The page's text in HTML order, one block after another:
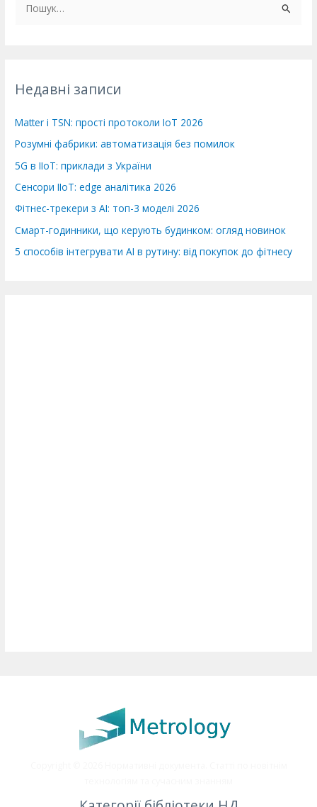
иНедавні записи
Matter і TSN: прості протоколи IoT 2026
Розумні фабрики: автоматизація без помилок
5G в IIoT: приклади з України
Сенсори IIoT: edge аналітика 2026
Фітнес-трекери з AI: топ-3 моделі 2026
Смарт-годинники, що керують будинком: огляд новинок
5 способів інтегрувати AI в рутину: від покупок до фітнесу